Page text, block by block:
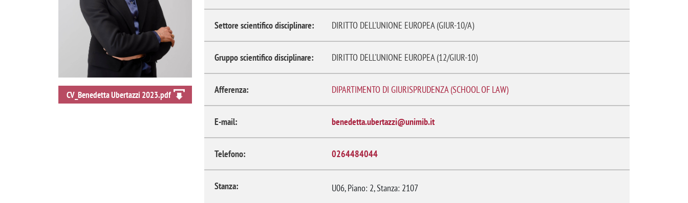
CV_Benedetta Ubertazzi 2023.pdf
Settore scientifico disciplinare: DIRITTO DELL'UNIONE EUROPEA (GIUR-10/A)
Gruppo scientifico disciplinare: DIRITTO DELL'UNIONE EUROPEA (12/GIUR-10)
Afferenza: DIPARTIMENTO DI GIURISPRUDENZA (SCHOOL OF LAW)
E-mail: benedetta.ubertazzi@unimib.it
Telefono: 0264484044
Stanza: U06, Piano: 2, Stanza: 2107